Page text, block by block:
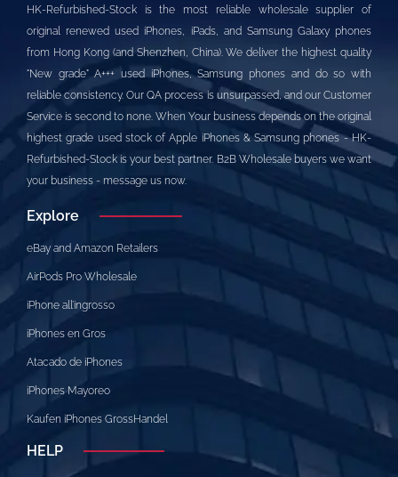
HK-Refurbished-Stock is the most reliable wholesale supplier of
original renewed used iPhones, iPads, and Samsung Galaxy phones
from Hong Kong (and Shenzhen, China). We deliver the highest quality
"New grade" A+++ used iPhones, Samsung phones and do so with
reliable consistency. Our QA process is unsurpassed, and our Customer
Service is second to none. When Your business depends on the original
highest grade used stock of Apple iPhones & Samsung phones - HK-
Refurbished-Stock is your best partner. B2B Wholesale buyers we want
your business - message us now.
Explore
eBay and Amazon Retailers
AirPods Pro Wholesale
iPhone all’ingrosso
iPhones en Gros
Atacado de iPhones
iPhones Mayoreo
Kaufen iPhones GrossHandel
HELP